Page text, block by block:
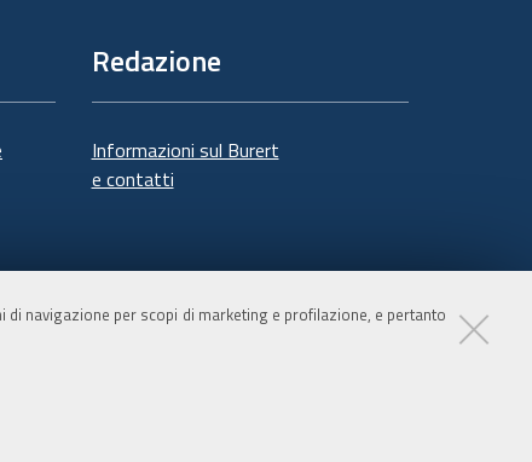
navigazione per scopi di marketing e profilazione, e pertanto
Redazione
Informazioni sul Burert
e contatti